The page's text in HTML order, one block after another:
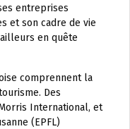
entreprises
et son cadre de vie
en quête
comprennent la
Des
International, et
(EPFL)